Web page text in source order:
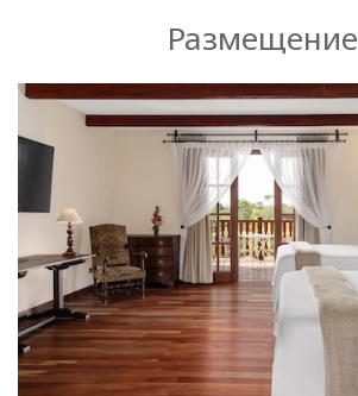
Размещение